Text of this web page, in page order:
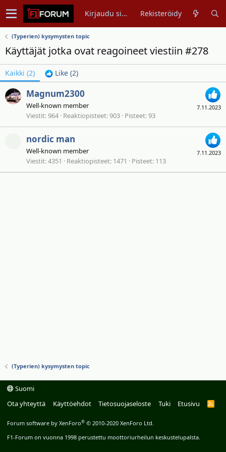
Kirjaudu sisään Rekisteröidy
(Typerien) kysymysten topic
Käyttäjät jotka ovat reagoineet viestiin #278
Kaikki (2) Like (2)
7.11.2023
Magnum2300
Well-known member
Viestit 964 Reaktiopisteet 903 Pisteet 93
7.11.2023
nordic man
Well-known member
Viestit 4351 Reaktiopisteet 1471 Pisteet 113
(Typerien) kysymysten topic
Suomi
Ota yhteyttä
Käyttöehdot Tietosuojaseloste Tuki Etusivu
R
Forum software by XenForo® © 2010-2020 XenForo Ltd.
F1-Forum on vuonna 1998 perustettu moottoriurheilun keskustelupalsta.